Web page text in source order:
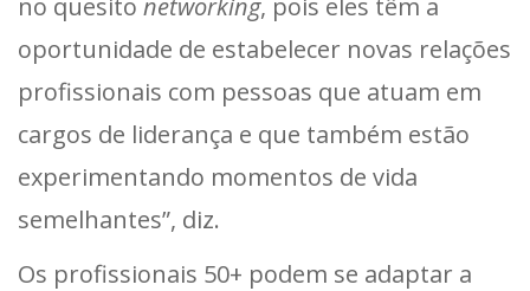
oportunidade de estabelecer novas relações
profissionais com pessoas que atuam em
cargos de liderança e que também estão
experimentando momentos de vida
semelhantes”, diz.
Os profissionais 50+ podem se adaptar a